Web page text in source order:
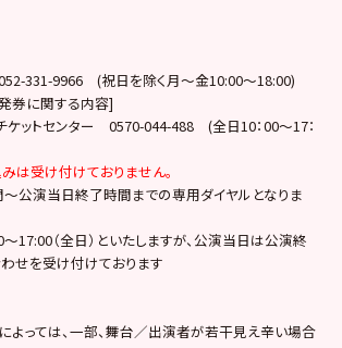
331-9966 (祝日を除く月～金10:00～18:00)
券に関する内容]
ケットセンター
0570-044-488 (全日10：00～17：
は受け付けておりません。
～公演当日終了時間までの専用ダイヤルとなりま
17:00（全日）といたしますが、公演当日は公演終
せを受け付けております
よっては、一部、舞台／出演者が若干見え辛い場合